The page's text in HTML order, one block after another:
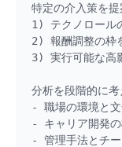
特定の介入策を
1) テクノロール
2) 報酬調整の枠
3) 実行可能な高
分析を段階的に考
- 職場の環境と
- キャリア開発の
- 管理手法とチ